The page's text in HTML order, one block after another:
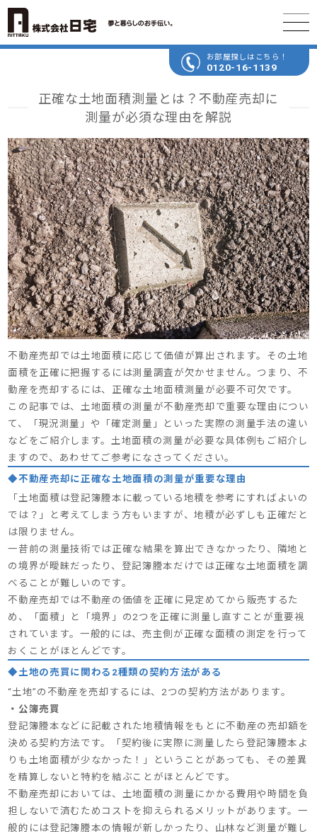
お部屋探しはこちら！
0120-16-1139
正確な土地面積測量とは？不動産売却に
測量が必須な理由を解説
不動産売却では土地面積に応じて価値が算出されます。その土地
面積を正確に把握するには測量調査が欠かせません。つまり、不
動産を売却するには、正確な土地面積測量が必要不可欠です。
この記事では、土地面積の測量が不動産売却で重要な理由につい
て、「現況測量」や「確定測量」といった実際の測量手法の違い
などをご紹介します。土地面積の測量が必要な具体例もご紹介し
ますので、あわせてご参考になさってください。
◆不動産売却に正確な土地面積の測量が重要な理由
「土地面積は登記簿謄本に載っている地積を参考にすればよいの
では？」と考えてしまう方もいますが、地積が必ずしも正確だと
は限りません。
一昔前の測量技術では正確な結果を算出できなかったり、隣地と
の境界が曖昧だったり、登記簿謄本だけでは正確な土地面積を調
べることが難しいのです。
不動産売却では不動産の価値を正確に見定めてから販売するた
め、「面積」と「境界」の2つを正確に測量し直すことが重要視
されています。一般的には、売主側が正確な面積の測定を行って
おくことがほとんどです。
◆土地の売買に関わる2種類の契約方法がある
“土地”の不動産を売却するには、2つの契約方法があります。
・公簿売買
登記簿謄本などに記載された地積情報をもとに不動産の売却額を
決める契約方法です。「契約後に実際に測量したら登記簿謄本よ
りも土地面積が少なかった！」ということがあっても、その差異
を精算しないと特約を結ぶことがほとんどです。
不動産売却においては、土地面積の測量にかかる費用や時間を負
担しないで済むためコストを抑えられるメリットがあります。一
般的には登記簿謄本の情報が新しかったり、山林など測量が難し